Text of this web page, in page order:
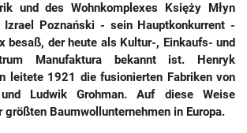
und des Wohnkomplexes Księży Młyn
Izrael Poznański - sein Hauptkonkurrent -
besaß, der heute als Kultur-, Einkaufs- und
Manufaktura bekannt ist. Henryk
leitete 1921 die fusionierten Fabriken von
Ludwik Grohman. Auf diese Weise
größten Baumwollunternehmen in Europa.